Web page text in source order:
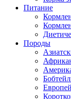
Питание
Породы